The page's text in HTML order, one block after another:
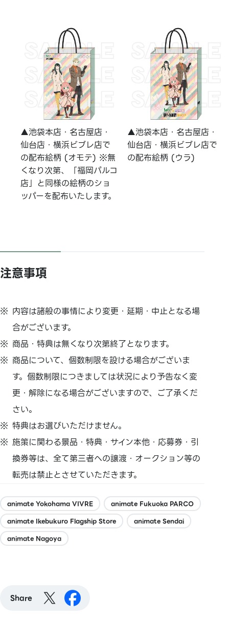
▲池袋本店・名古屋店・
仙台店・横浜ビブレ店で
の配布絵柄 (オモテ) ※無
くなり次第、「福岡パルコ
店」と同様の絵柄のショ
ッパーを配布いたします。
▲池袋本店・名古屋店・
仙台店・横浜ビブレ店で
の配布絵柄 (ウラ)
注意事項
内容は諸般の事情により変更・延期・中止となる場
合がございます。
商品・特典は無くなり次第終了となります。
商品について、個数制限を設ける場合がございま
す。個数制限につきましては状況により予告なく変
更・解除になる場合がございますので、ご了承くだ
さい。
特典はお選びいただけません。
施策に関わる景品・特典・サイン本他・応募券・引
換券等は、全て第三者への譲渡・オークション等の
転売は禁止とさせていただきます。
animate Yokohama VIVRE
animate Fukuoka PARCO
animate Ikebukuro Flagship Store
animate Sendai
animate Nagoya
Share